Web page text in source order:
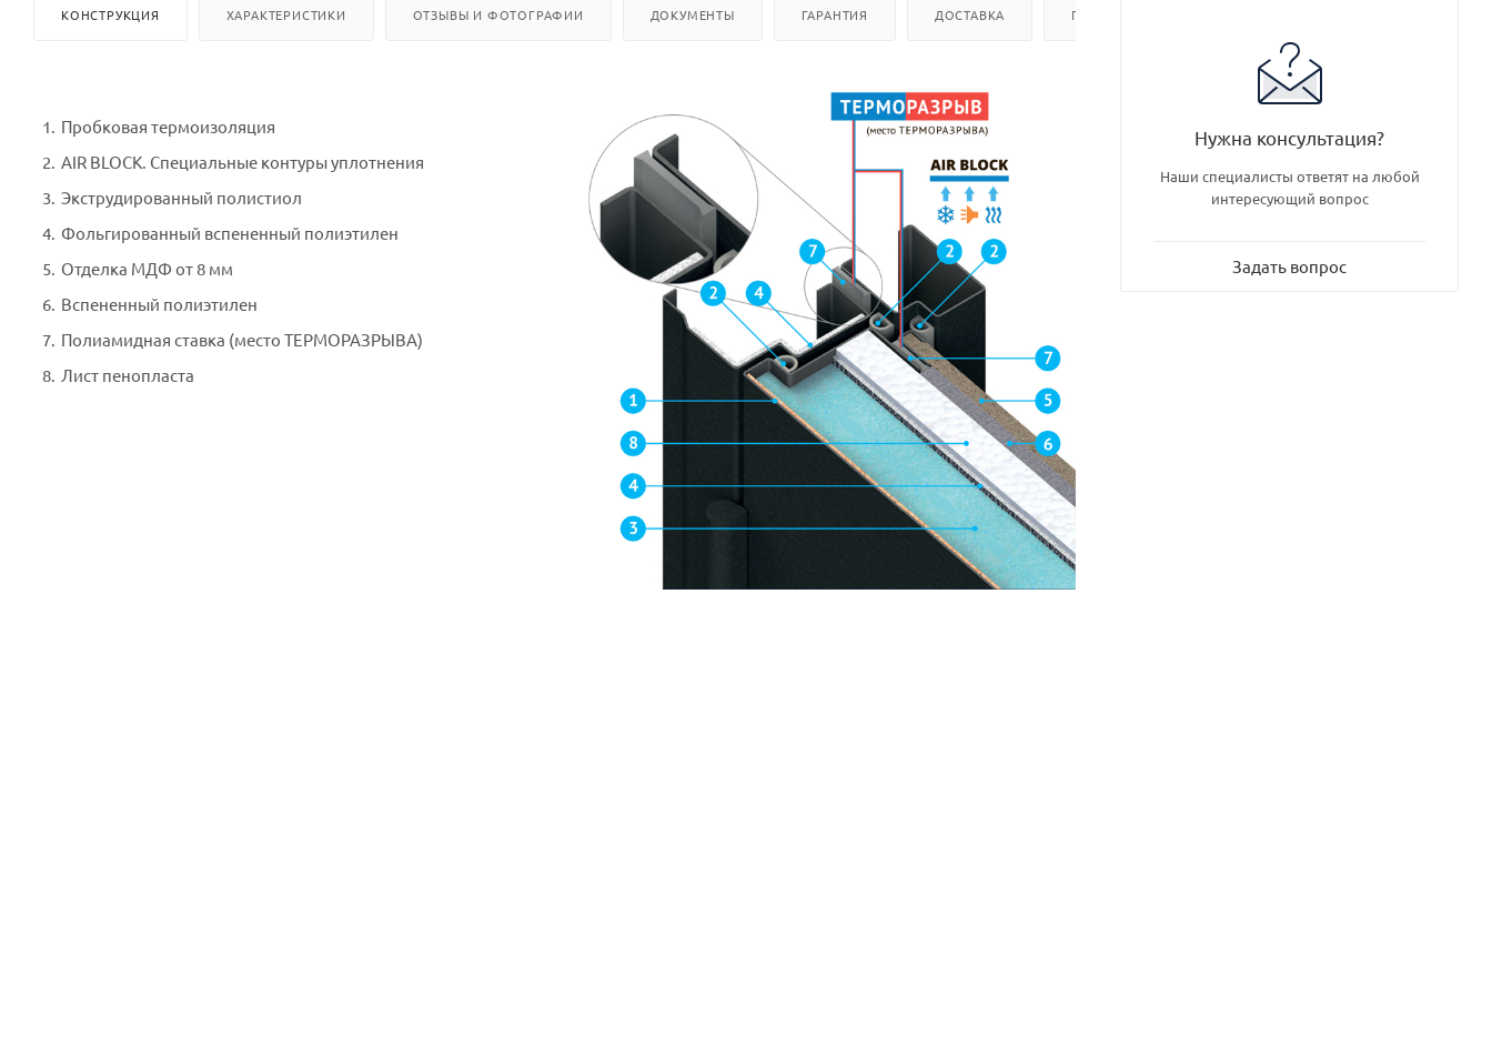
КОНСТРУКЦИЯ ХАРАКТЕРИСТИКИ ОТЗЫВЫ И ФОТОГРАФИИ ДОКУМЕНТЫ ГАРАНТИЯ ДОСТАВКА ГДЕ КУПИТЬ
Пробковая термоизоляция
AIR BLOCK. Специальные контуры уплотнения
Экструдированный полистиол
Фольгированный вспененный полиэтилен
Отделка МДФ от 8 мм
Вспененный полиэтилен
Полиамидная ставка (место ТЕРМОРАЗРЫВА)
Лист пенопласта
Нужна консультация?
Наши специалисты ответят на любой
интересующий вопрос
Задать вопрос